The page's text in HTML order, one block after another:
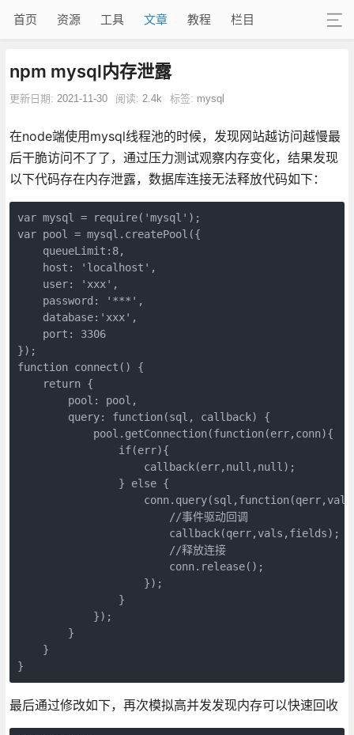
首页 资源 工具 文章 教程 栏目
npm mysql内存泄露
更新日期: 2021-11-30 阅读: 2.4k 标签: mysql
在node端使用mysql线程池的时候，发现网站越访问越慢最
后干脆访问不了了，通过压力测试观察内存变化，结果发现
以下代码存在内存泄露，数据库连接无法释放代码如下：
var mysql = require('mysql');
var pool = mysql.createPool({
    queueLimit:8,
    host: 'localhost',
    user: 'xxx',
    password: '***',
    database:'xxx',
    port: 3306
});
function connect() {
    return {
        pool: pool,
        query: function(sql, callback) {
            pool.getConnection(function(err,conn){
                if(err){
                    callback(err,null,null);
                } else {
                        //事件驱动回调
                        callback(qerr,vals,fields);
                        //释放连接
                        conn.release();
                    });
                }
            });
        }
    }
最后通过修改如下，再次模拟高并发发现内存可以快速回收